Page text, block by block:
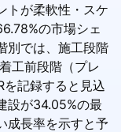
トが柔軟性・スケ
の市場シェ
別では、施工段階
工前段階（プレ
を記録すると見込
設が34.05%の最
成長率を示すと予